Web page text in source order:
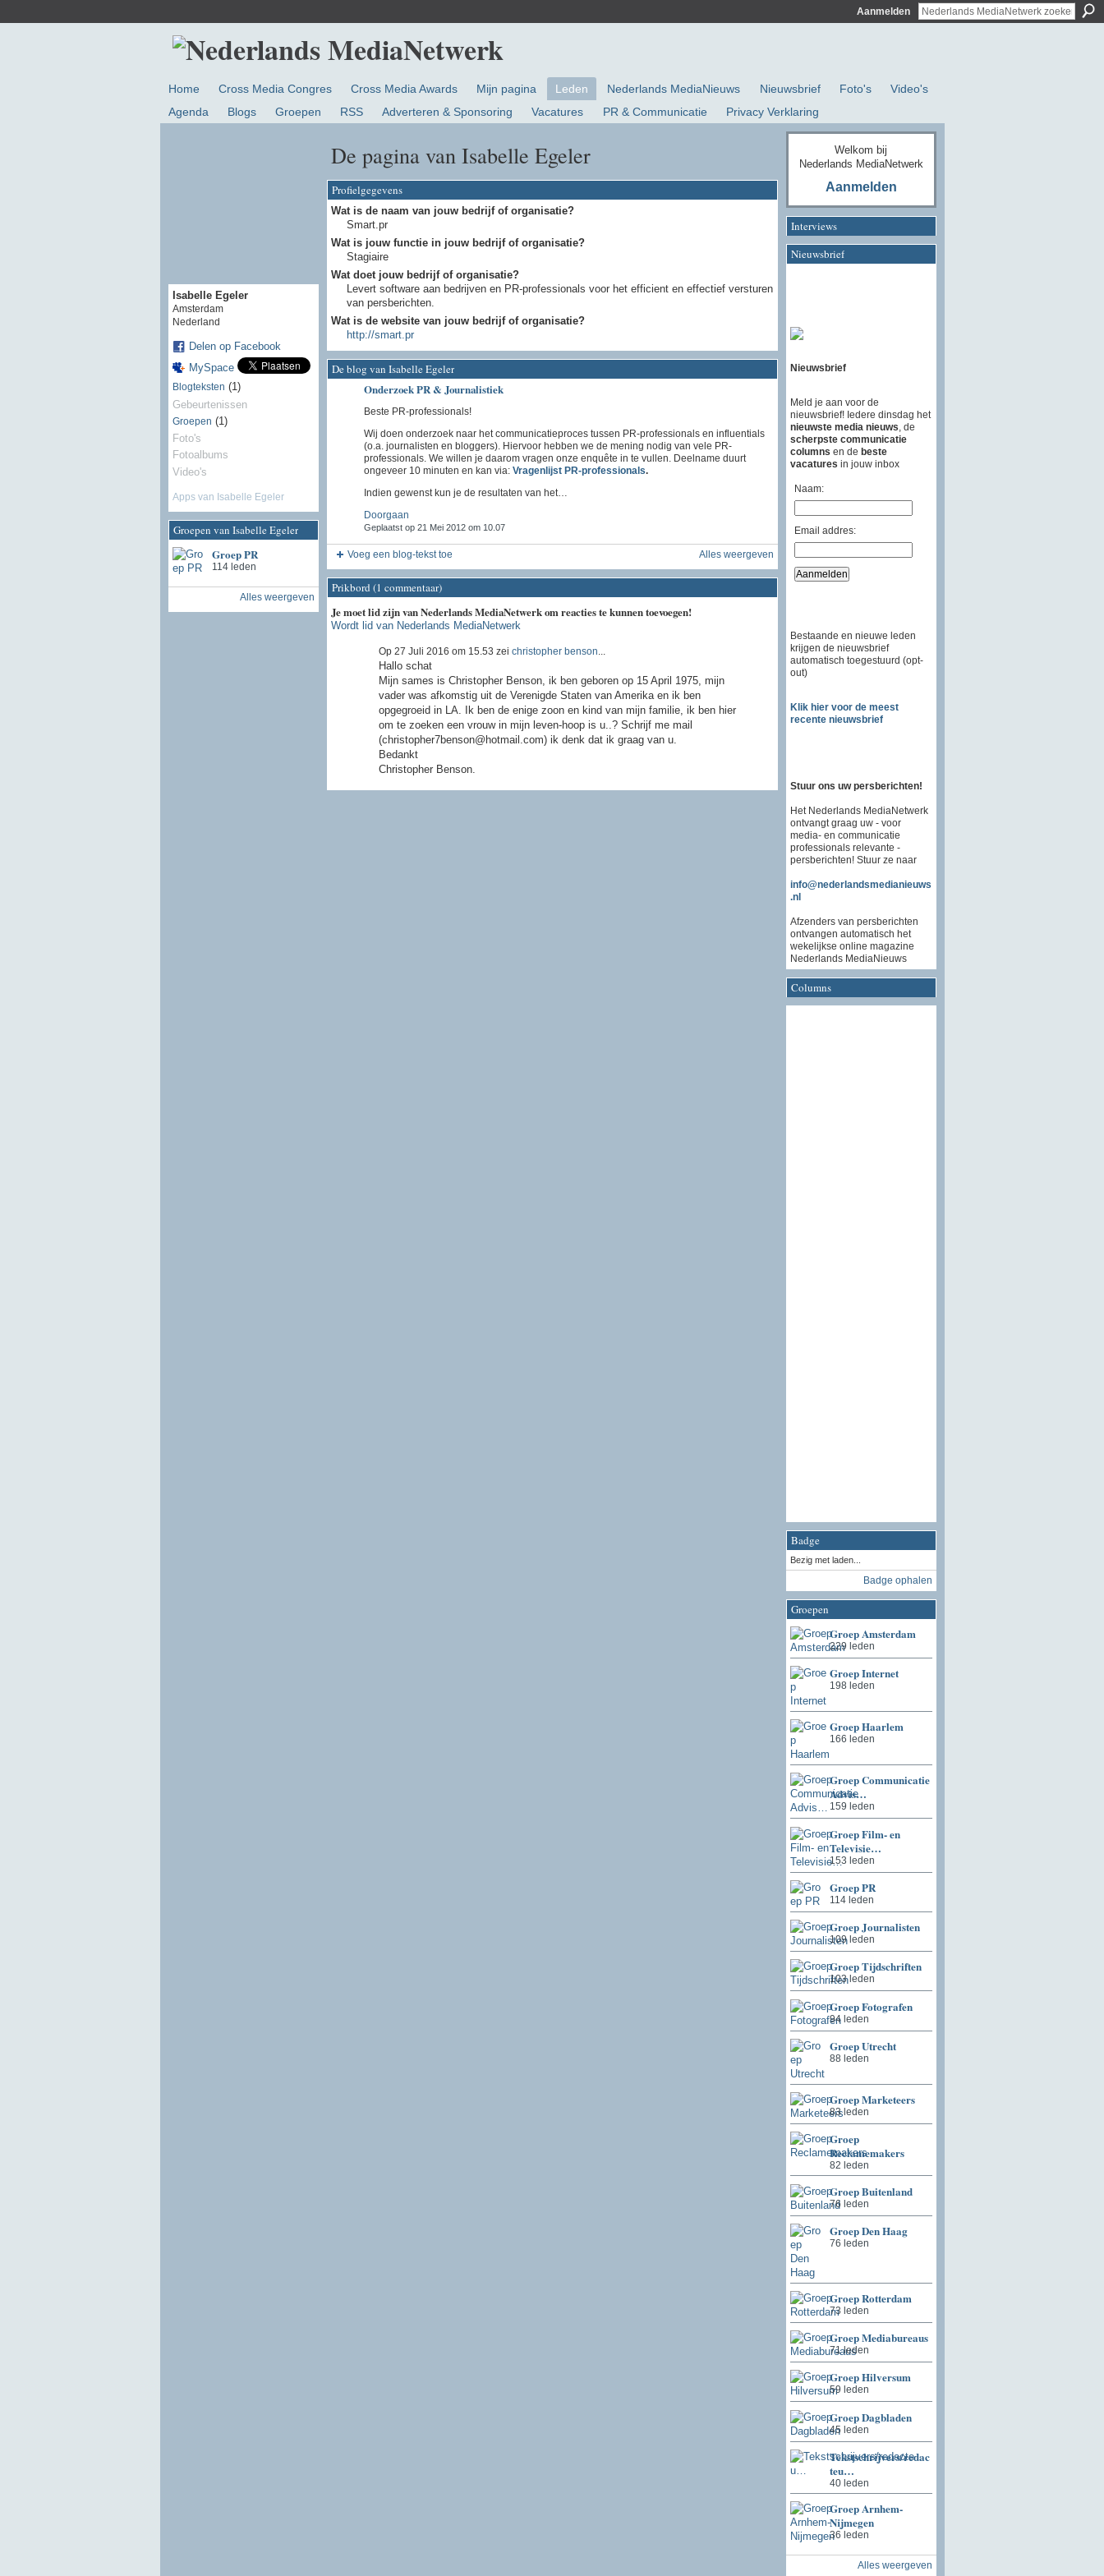
Aanmelden
Home Cross Media Congres Cross Media Awards Mijn pagina Leden Nederlands MediaNieuws Nieuwsbrief Foto's
Video's
Agenda
Blogs Groepen RSS Adverteren & Sponsoring Vacatures PR & Communicatie Privacy Verklaring
Isabelle Egeler
Amsterdam
Nederland
Delen op Facebook
MySpace
Blogteksten (1)
Gebeurtenissen
Groepen (1)
Foto's
Fotoalbums
Video's
Apps van Isabelle Egeler
Groepen van Isabelle Egeler
Groep PR
114 leden
Alles weergeven
De pagina van Isabelle Egeler
Profielgegevens
Wat is de naam van jouw bedrijf of organisatie?
Smart.pr
Wat is jouw functie in jouw bedrijf of organisatie?
Stagiaire
Wat doet jouw bedrijf of organisatie?
Levert software aan bedrijven en PR-professionals voor het efficient en effectief versturen
van persberichten.
Wat is de website van jouw bedrijf of organisatie?
http://smart.pr
De blog van Isabelle Egeler
Onderzoek PR & Journalistiek
Beste PR-professionals!
Wij doen onderzoek naar het communicatieproces tussen PR-professionals en influentials
(o.a. journalisten en bloggers). Hiervoor hebben we de mening nodig van vele PR-
professionals. We willen je daarom vragen onze enquête in te vullen. Deelname duurt
ongeveer 10 minuten en kan via: Vragenlijst PR-professionals.
Indien gewenst kun je de resultaten van het…
Doorgaan
Geplaatst op 21 Mei 2012 om 10.07
Voeg een blog-tekst toe Alles weergeven
Prikbord (1 commentaar)
Je moet lid zijn van Nederlands MediaNetwerk om reacties te kunnen toevoegen!
Wordt lid van Nederlands MediaNetwerk
Op 27 Juli 2016 om 15.53 zei christopher benson
Hallo schat
Mijn sames is Christopher Benson, ik ben geboren op 15 April 1975, mijn
vader was afkomstig uit de Verenigde Staten van Amerika en ik ben
opgegroeid in LA. Ik ben de enige zoon en kind van mijn familie, ik ben hier
om te zoeken een vrouw in mijn leven-hoop is u..? Schrijf me mail
(christopher7benson@hotmail.com) ik denk dat ik graag van u.
Bedankt
Christopher Benson.
Welkom bij
Nederlands MediaNetwerk
Aanmelden
Interviews
Nieuwsbrief
Nieuwsbrief
Meld je aan voor de
nieuwsbrief! Iedere dinsdag het
nieuwste media nieuws , de
scherpste communicatie
columns en de beste
vacatures in jouw inbox
Naam:
Email addres:
Bestaande en nieuwe leden
krijgen de nieuwsbrief
automatisch toegestuurd (opt-
out)
Klik hier voor de meest
recente nieuwsbrief
Stuur ons uw persberichten!
Het Nederlands MediaNetwerk
ontvangt graag uw - voor
media- en communicatie
professionals relevante -
persberichten! Stuur ze naar
info@nederlandsmedianieuws
.nl
Afzenders van persberichten
ontvangen automatisch het
wekelijkse online magazine
Nederlands MediaNieuws
Columns
Badge
Bezig met laden...
Badge ophalen
Groepen
Groep Amsterdam
229 leden
Groep Internet
198 leden
Groep Haarlem
166 leden
Groep Communicatie
Advis…
159 leden
Groep Film- en
Televisie…
153 leden
Groep PR
114 leden
Groep Journalisten
109 leden
Groep Tijdschriften
103 leden
Groep Fotografen
94 leden
Groep Utrecht
88 leden
Groep Marketeers
83 leden
Groep
Reclamemakers
82 leden
Groep Buitenland
76 leden
Groep Den Haag
76 leden
Groep Rotterdam
73 leden
Groep Mediabureaus
71 leden
Groep Hilversum
59 leden
Groep Dagbladen
45 leden
Tekstschrijvers/redac
teu…
40 leden
Groep Arnhem-
Nijmegen
36 leden
Alles weergeven